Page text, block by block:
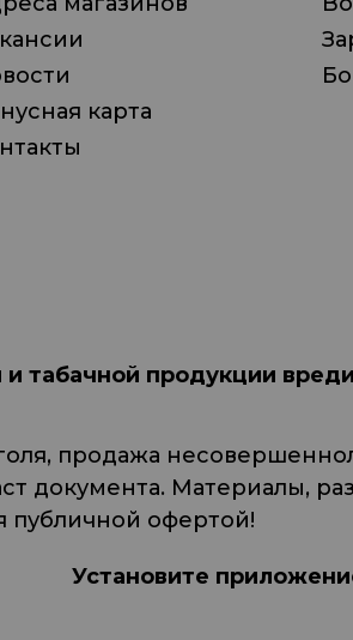
карта
табачной продукции
продажа
документа. Материалы,
публичной офертой!
Установите